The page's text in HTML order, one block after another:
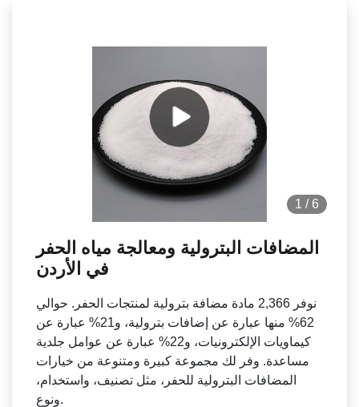
1 / 6
المضافات البترولية ومعالجة مياه الحفر
في الأردن
نوفر 2,366 مادة مضافة بترولية لمنتجات الحفر. حوالي
62% منها عبارة عن إضافات بترولية، و21% عبارة عن
كيماويات الإلكترونيات، و22% عبارة عن عوامل جلدية
مساعدة. وفر لك مجموعة كبيرة ومتنوعة من خيارات
المضافات البترولية للحفر، مثل تصنيف، واستخدام،
ونوع.